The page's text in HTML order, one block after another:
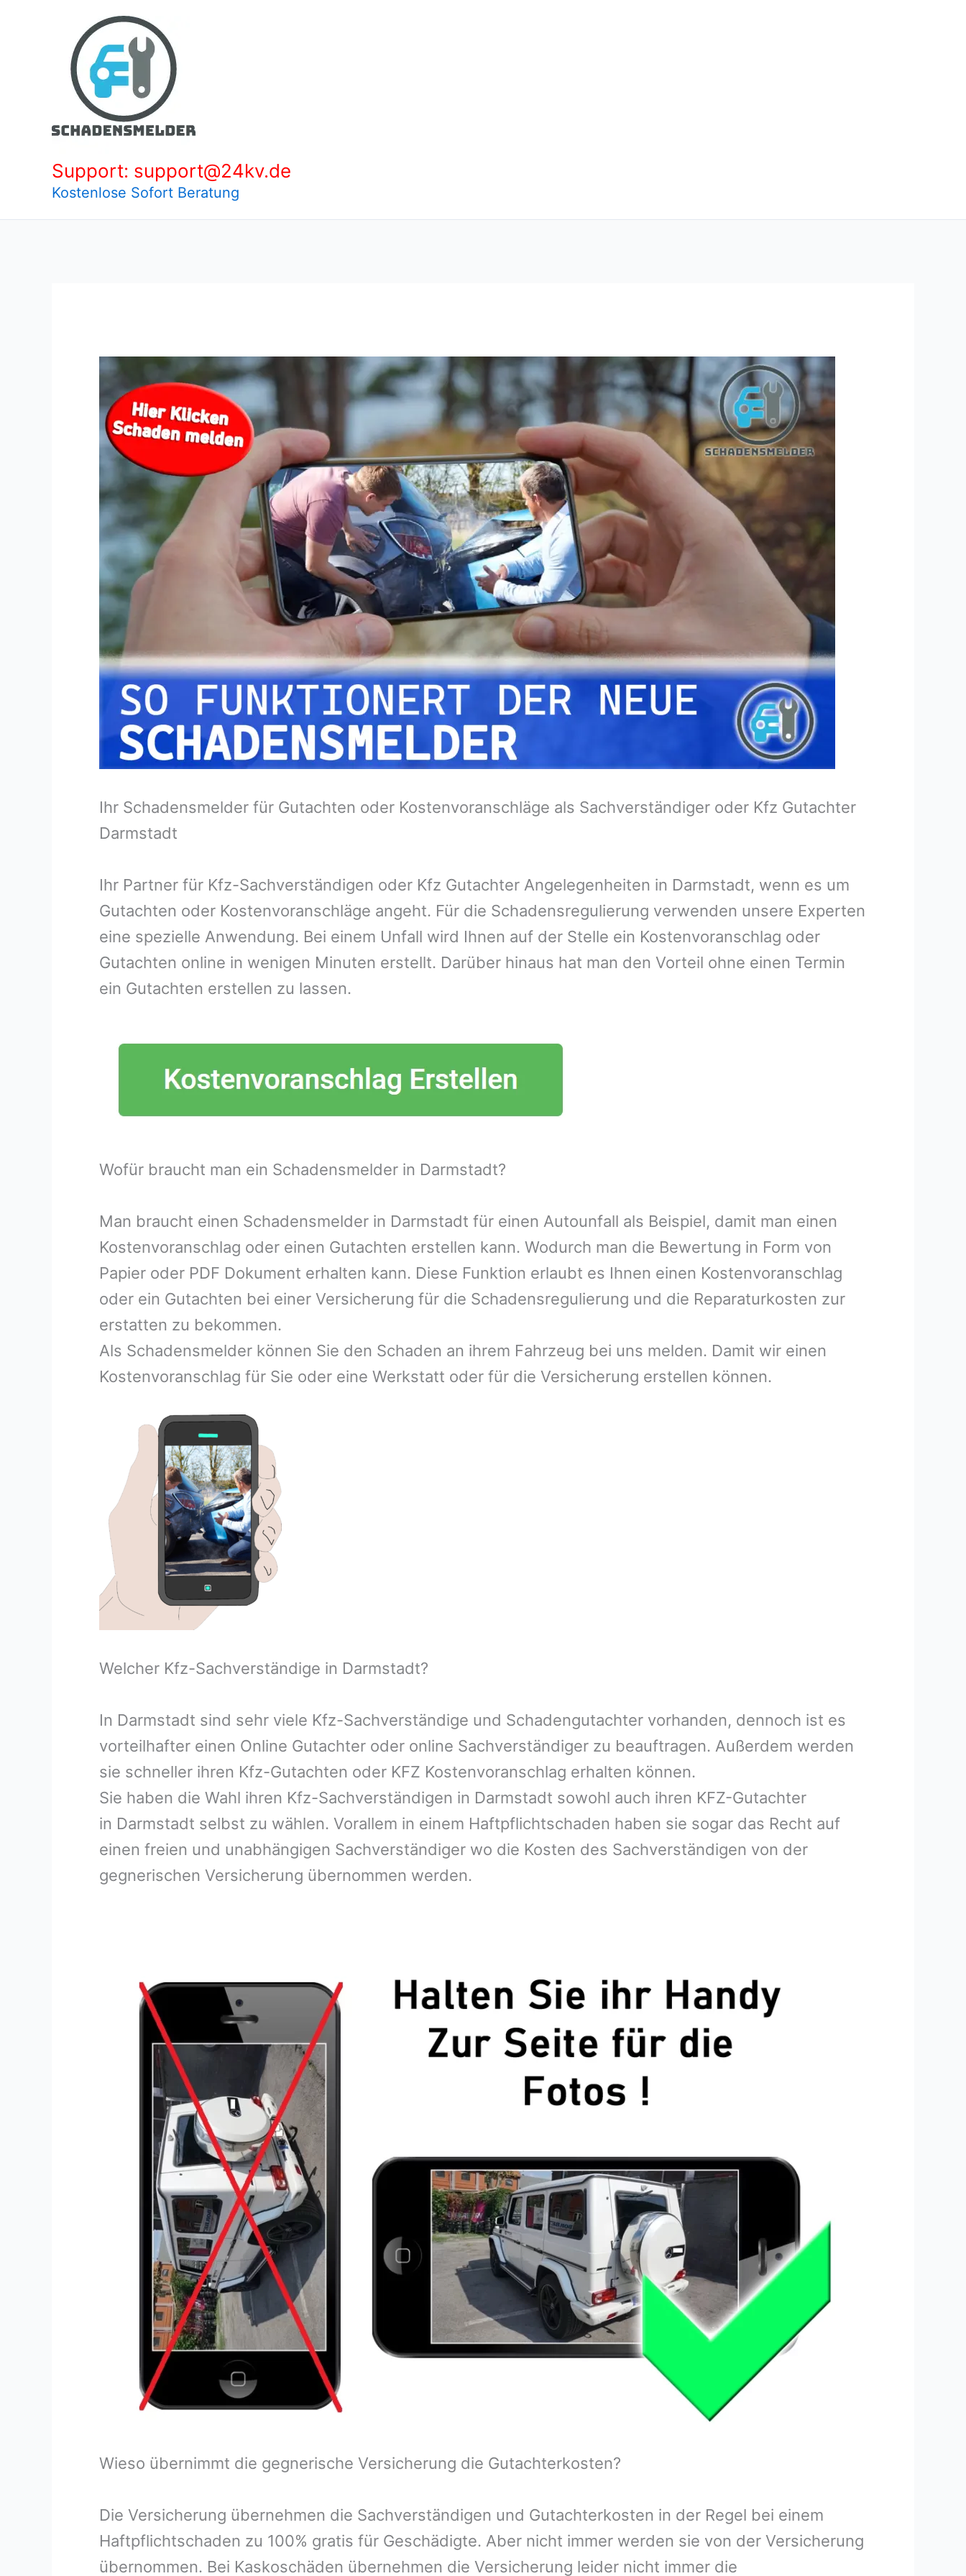
Support: support@24kv.de
Kostenlose Sofort Beratung
Ihr Schadensmelder für Gutachten oder Kostenvoranschläge als Sachverständiger oder Kfz Gutachter
Darmstadt
Ihr Partner für Kfz-Sachverständigen oder Kfz Gutachter Angelegenheiten in Darmstadt, wenn es um
Gutachten oder Kostenvoranschläge angeht. Für die Schadensregulierung verwenden unsere Experten
eine spezielle Anwendung. Bei einem Unfall wird Ihnen auf der Stelle ein Kostenvoranschlag oder
Gutachten online in wenigen Minuten erstellt. Darüber hinaus hat man den Vorteil ohne einen Termin
ein Gutachten erstellen zu lassen.
Wofür braucht man ein Schadensmelder in Darmstadt?
Man braucht einen Schadensmelder in Darmstadt für einen Autounfall als Beispiel, damit man einen
Kostenvoranschlag oder einen Gutachten erstellen kann. Wodurch man die Bewertung in Form von
Papier oder PDF Dokument erhalten kann. Diese Funktion erlaubt es Ihnen einen Kostenvoranschlag
oder ein Gutachten bei einer Versicherung für die Schadensregulierung und die Reparaturkosten zur
erstatten zu bekommen.
Als Schadensmelder können Sie den Schaden an ihrem Fahrzeug bei uns melden. Damit wir einen
Kostenvoranschlag für Sie oder eine Werkstatt oder für die Versicherung erstellen können.
Welcher Kfz-Sachverständige in Darmstadt?
In Darmstadt sind sehr viele Kfz-Sachverständige und Schadengutachter vorhanden, dennoch ist es
vorteilhafter einen Online Gutachter oder online Sachverständiger zu beauftragen. Außerdem werden
sie schneller ihren Kfz-Gutachten oder KFZ Kostenvoranschlag erhalten können.
Sie haben die Wahl ihren Kfz-Sachverständigen in Darmstadt sowohl auch ihren KFZ-Gutachter
in Darmstadt selbst zu wählen. Vorallem in einem Haftpflichtschaden haben sie sogar das Recht auf
einen freien und unabhängigen Sachverständiger wo die Kosten des Sachverständigen von der
gegnerischen Versicherung übernommen werden.
Wieso übernimmt die gegnerische Versicherung die Gutachterkosten?
Die Versicherung übernehmen die Sachverständigen und Gutachterkosten in der Regel bei einem
Haftpflichtschaden zu 100% gratis für Geschädigte. Aber nicht immer werden sie von der Versicherung
übernommen. Bei Kaskoschäden übernehmen die Versicherung leider nicht immer die